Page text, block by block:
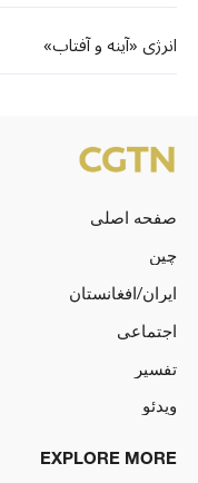
انرژی «آینه و آفتاب»
صفحه اصلی
چین
ایران/افغانستان
اجتماعی
تفسیر
ویدئو
EXPLORE MORE